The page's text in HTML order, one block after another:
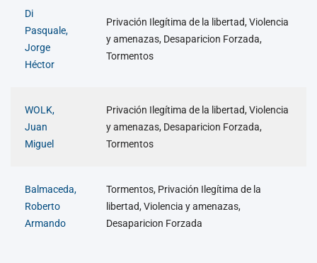
Di
Pasquale,
Jorge
Héctor
Privación Ilegítima de la libertad, Violencia
y amenazas, Desaparicion Forzada,
Tormentos
WOLK,
Juan
Miguel
Privación Ilegítima de la libertad, Violencia
y amenazas, Desaparicion Forzada,
Tormentos
Balmaceda,
Roberto
Armando
Tormentos, Privación Ilegítima de la
libertad, Violencia y amenazas,
Desaparicion Forzada